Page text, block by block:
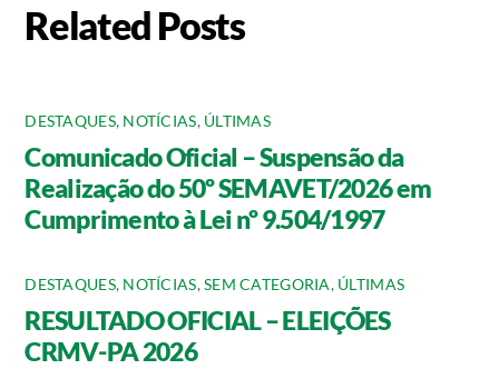
Related Posts
DESTAQUES, NOTÍCIAS, ÚLTIMAS
Comunicado Oficial – Suspensão da
Realização do 50º SEMAVET/2026 em
Cumprimento à Lei nº 9.504/1997
DESTAQUES, NOTÍCIAS,SEM CATEGORIA, ÚLTIMAS
RESULTADO OFICIAL – ELEIÇÕES
CRMV-PA 2026